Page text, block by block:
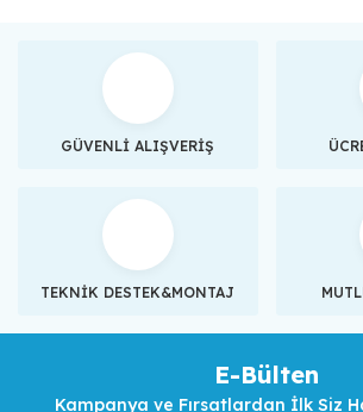
GÜVENLİ ALIŞVERİŞ
TEKNİK DESTEK&MONTAJ
E-Bülten
Kampanya ve Fırsatlardan İlk Siz